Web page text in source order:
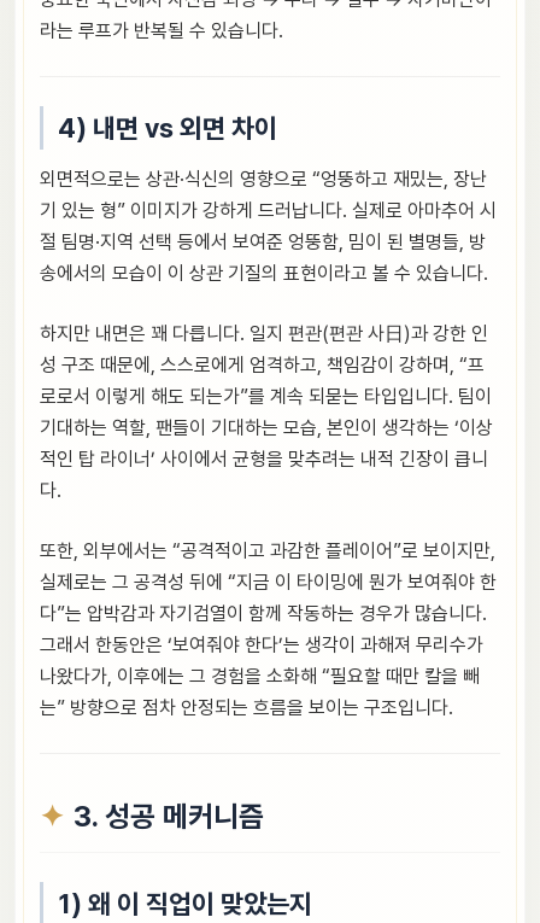
라는 루프가 반복될 수 있습니다.
4) 내면 vs 외면 차이
외면적으로는 상관·식신의 영향으로 “엉뚱하고 재밌는, 장난
기 있는 형” 이미지가 강하게 드러납니다. 실제로 아마추어 시
절 팀명·지역 선택 등에서 보여준 엉뚱함, 밈이 된 별명들, 방
송에서의 모습이 이 상관 기질의 표현이라고 볼 수 있습니다.
하지만 내면은 꽤 다릅니다. 일지 편관(편관 사日)과 강한 인
성 구조 때문에, 스스로에게 엄격하고, 책임감이 강하며, “프
로로서 이렇게 해도 되는가”를 계속 되묻는 타입입니다. 팀이
기대하는 역할, 팬들이 기대하는 모습, 본인이 생각하는 ‘이상
적인 탑 라이너’ 사이에서 균형을 맞추려는 내적 긴장이 큽니
다.
또한, 외부에서는 “공격적이고 과감한 플레이어”로 보이지만,
실제로는 그 공격성 뒤에 “지금 이 타이밍에 뭔가 보여줘야 한
다”는 압박감과 자기검열이 함께 작동하는 경우가 많습니다.
그래서 한동안은 ‘보여줘야 한다’는 생각이 과해져 무리수가
나왔다가, 이후에는 그 경험을 소화해 “필요할 때만 칼을 빼
는” 방향으로 점차 안정되는 흐름을 보이는 구조입니다.
3. 성공 메커니즘
1) 왜 이 직업이 맞았는지